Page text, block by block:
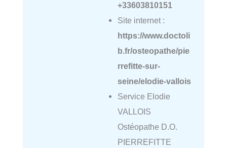
+33603810151
Site internet :
https://www.doctoli
b.fr/osteopathe/pie
rrefitte-sur-
seine/elodie-vallois
Service Elodie
VALLOIS
Ostéopathe D.O.
PIERREFITTE